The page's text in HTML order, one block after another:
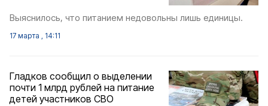
Выяснилось, что питанием недовольны лишь единицы.
17 марта , 14:11
Гладков сообщил о выделении
почти 1 млрд рублей на питание
детей участников СВО